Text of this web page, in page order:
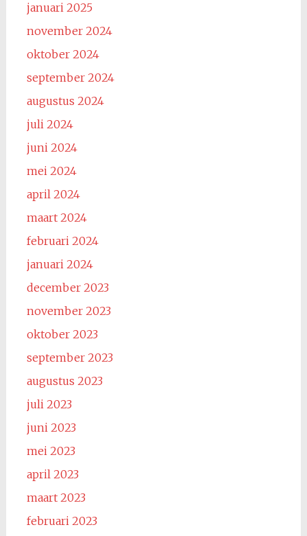
januari 2025
november 2024
oktober 2024
september 2024
augustus 2024
juli 2024
juni 2024
mei 2024
april 2024
maart 2024
februari 2024
januari 2024
december 2023
november 2023
oktober 2023
september 2023
augustus 2023
juli 2023
juni 2023
mei 2023
april 2023
maart 2023
februari 2023